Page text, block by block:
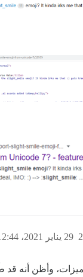
29 يناير 2021، 12:44ص 2
وأظن أنه